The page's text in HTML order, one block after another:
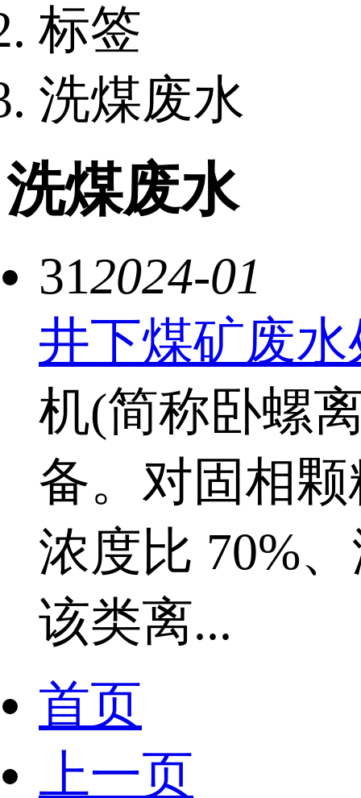
标签
洗煤废水
洗煤废水
312024-01
井下煤矿废
机(简称卧螺
备。对固相颗
浓度比 70%
该类离...
首页
上一页